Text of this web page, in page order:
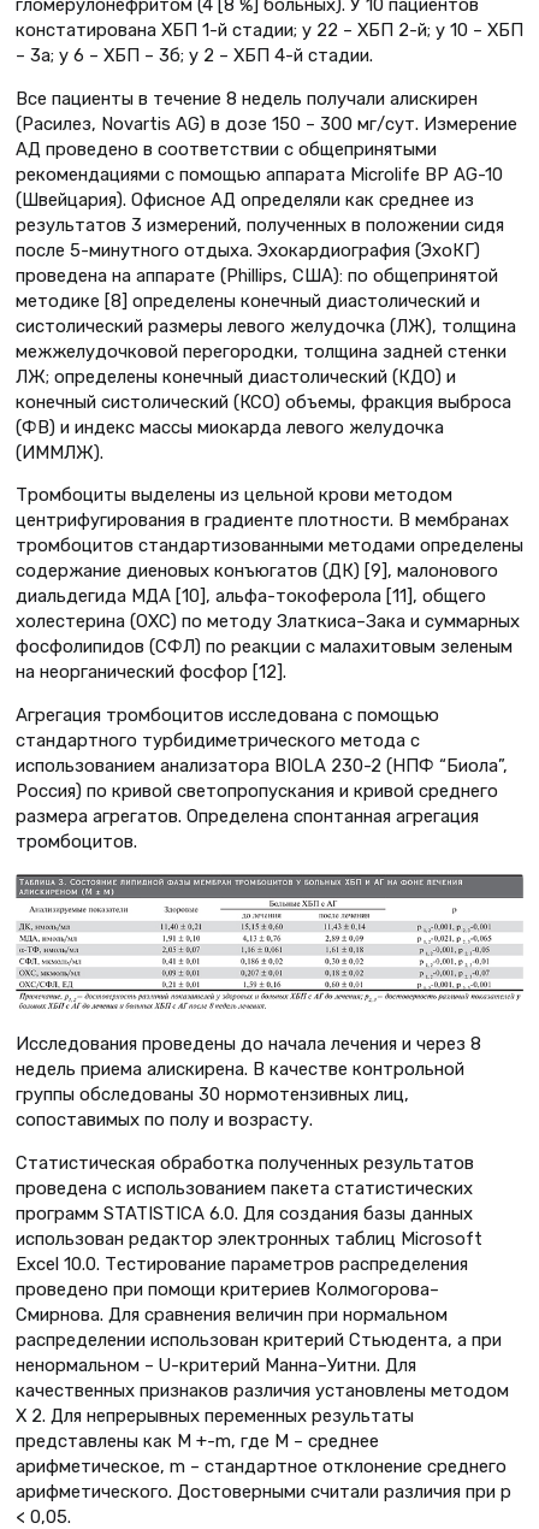
гломерулонефритом (4 [8 %] больных). У 10 пациентов
констатирована ХБП 1-й стадии; у 22 – ХБП 2-й; у 10 – ХБП
– 3а; у 6 – ХБП – 3б; у 2 – ХБП 4-й стадии.
Все пациенты в течение 8 недель получали алискирен
(Расилез, Novartis AG) в дозе 150 – 300 мг/сут. Измерение
АД проведено в соответствии с общепринятыми
рекомендациями с помощью аппарата Microlife BP AG-10
(Швейцария). Офисное АД определяли как среднее из
результатов 3 измерений, полученных в положении сидя
после 5-минутного отдыха. Эхокардиография (ЭхоКГ)
проведена на аппарате (Phillips, США): по общепринятой
методике [8] определены конечный диастолический и
систолический размеры левого желудочка (ЛЖ), толщина
межжелудочковой перегородки, толщина задней стенки
ЛЖ; определены конечный диастолический (КДО) и
конечный систолический (КСО) объемы, фракция выброса
(ФВ) и индекс массы миокарда левого желудочка
(ИММЛЖ).
Тромбоциты выделены из цельной крови методом
центрифугирования в градиенте плотности. В мембранах
тромбоцитов стандартизованными методами определены
содержание диеновых конъюгатов (ДК) [9], малонового
диальдегида МДА [10], альфа-токоферола [11], общего
холестерина (ОХС) по методу Златкиса–Зака и суммарных
фосфолипидов (СФЛ) по реакции с малахитовым зеленым
на неорганический фосфор [12].
Агрегация тромбоцитов исследована с помощью
стандартного турбидиметрического метода с
использованием анализатора BIOLA 230-2 (НПФ “Биола”,
Россия) по кривой светопропускания и кривой среднего
размера агрегатов. Определена спонтанная агрегация
тромбоцитов.
Исследования проведены до начала лечения и через 8
недель приема алискирена. В качестве контрольной
группы обследованы 30 нормотензивных лиц,
сопоставимых по полу и возрасту.
Статистическая обработка полученных результатов
проведена с использованием пакета статистических
программ STATISTICA 6.0. Для создания базы данных
использован редактор электронных таблиц Microsoft
Excel 10.0. Тестирование параметров распределения
проведено при помощи критериев Колмогорова–
Смирнова. Для сравнения величин при нормальном
распределении использован критерий Стьюдента, а при
ненормальном – U-критерий Манна–Уитни. Для
качественных признаков различия установлены методом
Х 2. Для непрерывных переменных результаты
представлены как М +-m, где М – среднее
арифметическое, m – стандартное отклонение среднего
арифметического. Достоверными считали различия при р
< 0,05.